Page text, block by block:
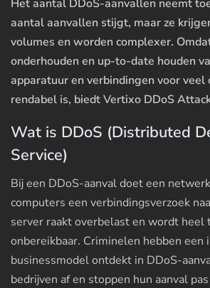
Het aantal DDoS-aanvallen neemt
aantal aanvallen stijgt, maar ze
volumes en worden complexer.
onderhouden en up-to-date houden
apparatuur en verbindingen voor
rendabel is, biedt Vertixo DDoS
Wat is DDoS (Distributed
Service)
Bij een DDoS-aanval doet een
computers een verbindingsverzoek
server raakt overbelast en wordt heel
onbereikbaar. Criminelen hebben een
businessmodel ontdekt in DDoS-
bedrijven af en stoppen hun aanval